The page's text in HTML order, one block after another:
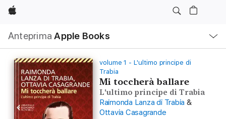
Apple
Anteprima Apple Books
locale
Apri
Menu
volume 1 - L'ultimo principe di
Trabia
Mi toccherà ballare
L'ultimo principe di Trabia
Raimonda Lanza di Trabia &
Ottavia Casagrande